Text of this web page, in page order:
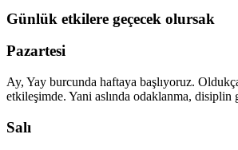
Günlük etkilere geçecek olursak
Pazartesi
Ay, Yay burcunda haftaya başlıyoruz.
etkileşimde. Yani aslında odaklanma,
Salı